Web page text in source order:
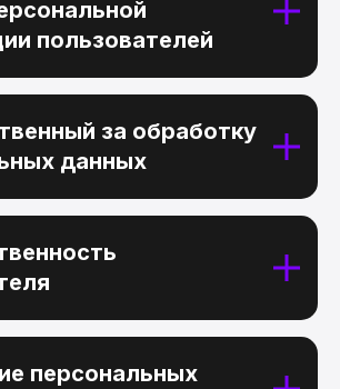
пользователей
за обработку
данных
персональных